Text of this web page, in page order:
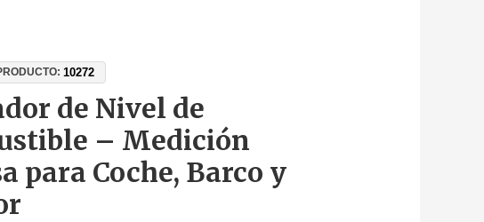
10272
de Nivel de
– Medición
para Coche, Barco y